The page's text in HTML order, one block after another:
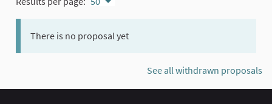
There is no proposal yet
See all withdrawn proposals